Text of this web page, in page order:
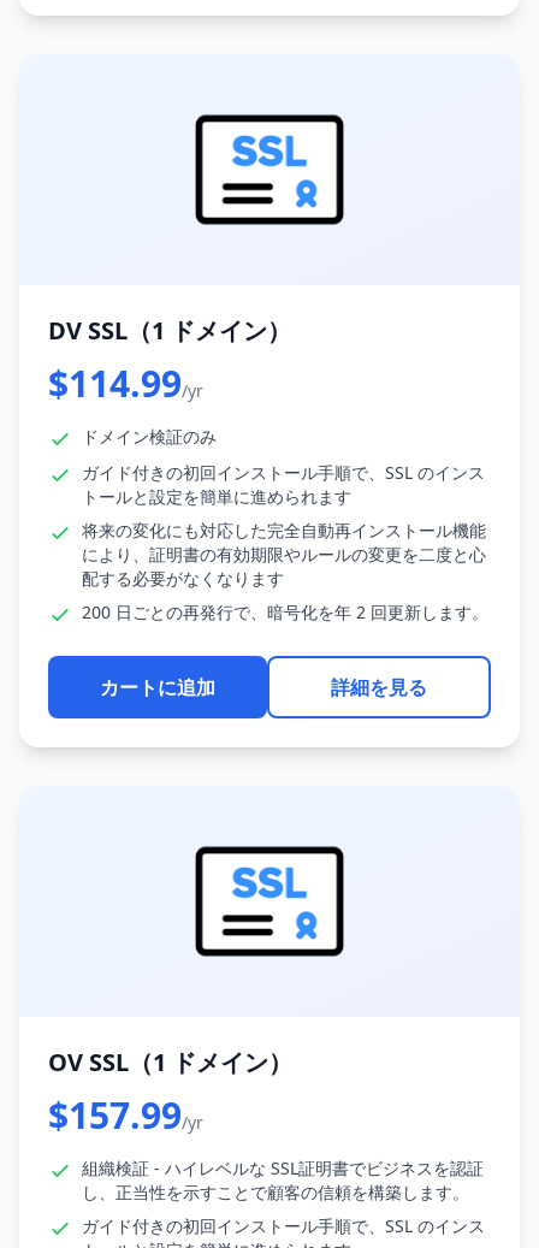
DV SSL（1 ドメイン）
$114.99/yr
ドメイン検証のみ
ガイド付きの初回インストール手順で、SSL のインス
トールと設定を簡単に進められます
将来の変化にも対応した完全自動再インストール機能
により、証明書の有効期限やルールの変更を二度と心
配する必要がなくなります
200 日ごとの再発行で、暗号化を年 2 回更新します。
カートに追加 詳細を見る
OV SSL（1 ドメイン）
$157.99/yr
組織検証 - ハイレベルな SSL証明書でビジネスを認証
し、正当性を示すことで顧客の信頼を構築します。
ガイド付きの初回インストール手順で、SSL のインス